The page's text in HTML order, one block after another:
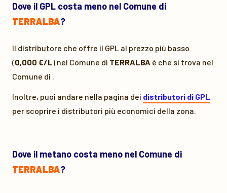
Dove il GPL costa meno nel Comune di
TERRALBA?
Il distributore che offre il GPL al prezzo più basso
(0,000 €/L) nel Comune di TERRALBA è che si trova nel
Comune di .
Inoltre, puoi andare nella pagina dei distributori di GPL
per scoprire i distributori più economici della zona.
Dove il metano costa meno nel Comune di
TERRALBA?